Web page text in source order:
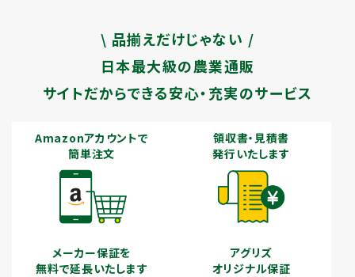
\ 品揃えだけじゃない /
日本最大級の農業通販
サイトだからできる安心・充実のサービス
Amazonアカウントで
簡単注文
領収書・見積書
発行いたします
メーカー保証を
無料で延長いたします
アグリズ
オリジナル保証